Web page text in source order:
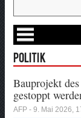
Politik
Bauprojekt
gestoppt
AFP - 9. Mai 2026,